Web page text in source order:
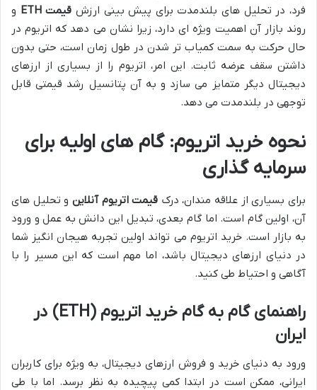
فرد، در تحلیل های بلندمدت برای پیش بینی ارزش قیمت ETH
و
روند بازار آن اهمیت ویژه ای دارد، زیرا نشان می دهد که اتریوم در
حال حرکت به سمت کمیاب تر شدن در طول زمان است، حتی بدون
داشتن سقف عرضه ثابت. این امر، اتریوم را از بسیاری از ارزهای
دیجیتال دیگر متمایز می سازد و به آن پتانسیل رشد قیمتی قابل
توجهی در بلندمدت می دهد.
نحوه خرید اتریوم: گام های اولیه برای
سرمایه گذاری
برای بسیاری از علاقه مندان، درک قیمت اتریوم آنلاین و تحلیل های
آن، اولین گام است. اما گام بعدی، تبدیل این دانش به عمل و ورود
به بازار است. خرید اتریوم می تواند اولین تجربه هیجان انگیز شما
در دنیای ارزهای دیجیتال باشد، اما مهم است که این مسیر را با
آگاهی و احتیاط طی کنید.
راهنمای گام به گام خرید اتریوم (ETH) در
ایران
ورود به دنیای خرید و فروش ارزهای دیجیتال، به ویژه برای کاربران
ایرانی، ممکن است در ابتدا کمی پیچیده به نظر برسد. اما با طی